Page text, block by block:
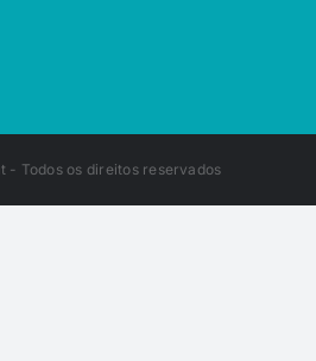
- Todos os direitos reservados